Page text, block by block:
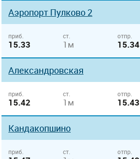
Аэропорт Пулково 2
приб.
15.33
ст.
1м
отпр.
15.34
Александровская
приб.
15.42
ст.
1м
отпр.
15.43
Кандакопшино
приб. ст. отпр.